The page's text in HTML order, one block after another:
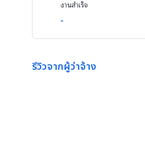
งานสำเร็จ
-
รีวิวจากผู้ว่าจ้าง